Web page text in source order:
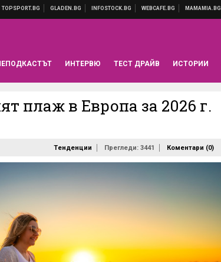
ИНТЕРВЮ ТЕСТ ДРАЙВ ИСТОРИИ
плаж в Европа за 2026 г.
Тенденции Прегледи: 3441 Коментари (0)